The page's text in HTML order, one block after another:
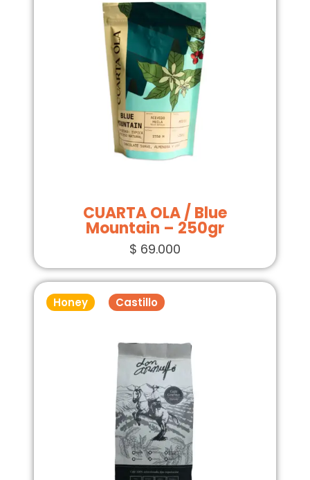
CUARTA OLA / Blue
Mountain – 250gr
$ 69.000
Honey Castillo